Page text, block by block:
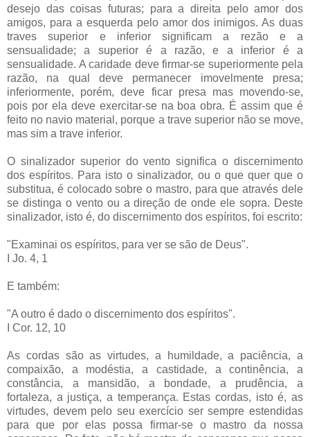
desejo das coisas futuras; para a direita pelo amor dos
amigos, para a esquerda pelo amor dos inimigos. As duas
traves superior e inferior significam a rezão e a
sensualidade; a superior é a razão, e a inferior é a
sensualidade. A caridade deve firmar-se superiormente pela
razão, na qual deve permanecer imovelmente presa;
inferiormente, porém, deve ficar presa mas movendo-se,
pois por ela deve exercitar-se na boa obra. É assim que é
feito no navio material, porque a trave superior não se move,
mas sim a trave inferior.
O sinalizador superior do vento significa o discernimento
dos espíritos. Para isto o sinalizador, ou o que quer que o
substitua, é colocado sobre o mastro, para que através dele
se distinga o vento ou a direção de onde ele sopra. Deste
sinalizador, isto é, do discernimento dos espíritos, foi escrito:
"Examinai os espíritos, para ver se são de Deus".
I Jo. 4, 1
E também:
"A outro é dado o discernimento dos espíritos".
I Cor. 12, 10
As cordas são as virtudes, a humildade, a paciência, a
compaixão, a modéstia, a castidade, a continência, a
constância, a mansidão, a bondade, a prudência, a
fortaleza, a justiça, a temperança. Estas cordas, isto é, as
virtudes, devem pelo seu exercício ser sempre estendidas
para que por elas possa firmar-se o mastro da nossa